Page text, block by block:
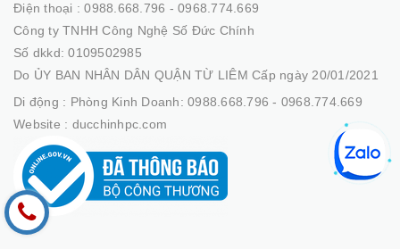
Điện thoại :0988.668.796 - 0968.774.669
Công ty TNHH Công Nghệ Số Đức Chính
Số dkkd: 0109502985
Do ỦY BAN NHÂN DÂN QUẬN TỪ LIÊM Cấp ngày 20/01/2021
Di động : Phòng Kinh Doanh: 0988.668.796 - 0968.774.669
Website : ducchinhpc.com